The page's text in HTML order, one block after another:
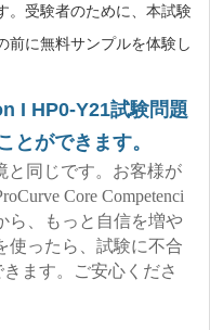
。受験者のために、本試験
前に無料サンプルを体験し
I HP0-Y21試験問題
とができます。
と同じです。お客様が
Core Competenci
ら、もっと自信を増や
使ったら、試験に不合
ます。ご安心くださ